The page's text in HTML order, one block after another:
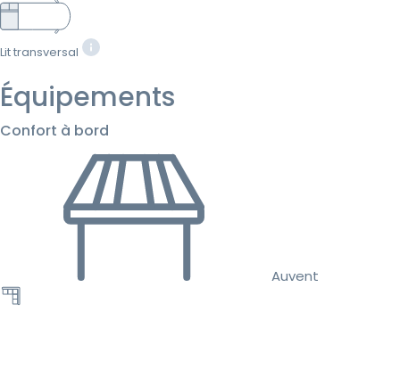
Lit transversal
Équipements
Confort à bord
Auvent